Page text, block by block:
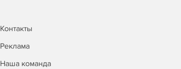
Контакты
Реклама
Наша команда